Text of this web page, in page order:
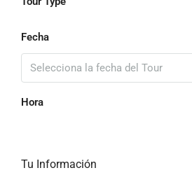
Fecha
Hora
Tu Información